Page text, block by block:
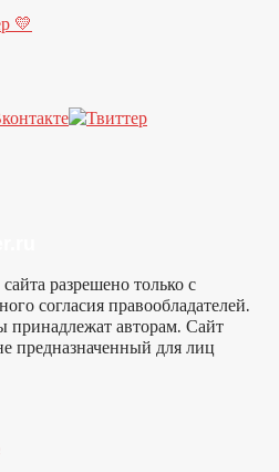
💛
разрешено только с
согласия правообладателей.
принадлежат авторам. Сайт
предназначенный для лиц